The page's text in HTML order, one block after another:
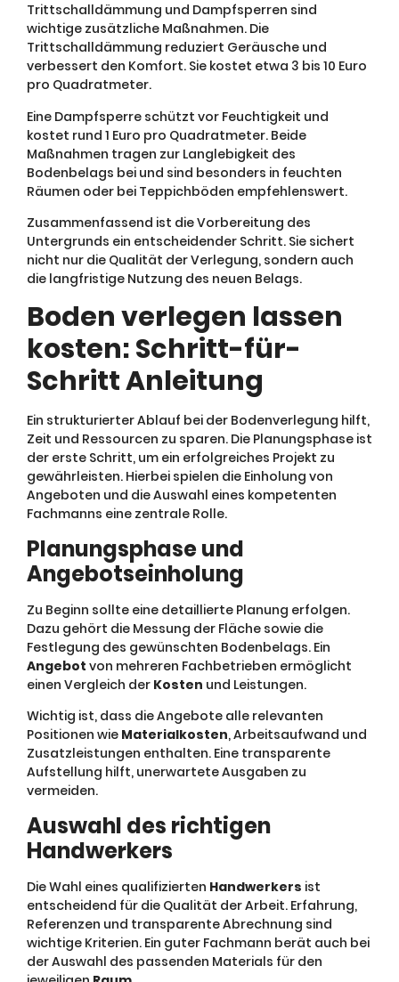
Trittschalldämmung und Dampfsperren sind
wichtige zusätzliche Maßnahmen. Die
Trittschalldämmung reduziert Geräusche und
verbessert den Komfort. Sie kostet etwa 3 bis 10 Euro
pro Quadratmeter.
Eine Dampfsperre schützt vor Feuchtigkeit und
kostet rund 1 Euro pro Quadratmeter. Beide
Maßnahmen tragen zur Langlebigkeit des
Bodenbelags bei und sind besonders in feuchten
Räumen oder bei Teppichböden empfehlenswert.
Zusammenfassend ist die Vorbereitung des
Untergrunds ein entscheidender Schritt. Sie sichert
nicht nur die Qualität der Verlegung, sondern auch
die langfristige Nutzung des neuen Belags.
Boden verlegen lassen
kosten: Schritt-für-
Schritt Anleitung
Ein strukturierter Ablauf bei der Bodenverlegung hilft,
Zeit und Ressourcen zu sparen. Die Planungsphase ist
der erste Schritt, um ein erfolgreiches Projekt zu
gewährleisten. Hierbei spielen die Einholung von
Angeboten und die Auswahl eines kompetenten
Fachmanns eine zentrale Rolle.
Planungsphase und
Angebotseinholung
Zu Beginn sollte eine detaillierte Planung erfolgen.
Dazu gehört die Messung der Fläche sowie die
Festlegung des gewünschten Bodenbelags. Ein
Angebot von mehreren Fachbetrieben ermöglicht
einen Vergleich der Kosten und Leistungen.
Wichtig ist, dass die Angebote alle relevanten
Positionen wie Materialkosten, Arbeitsaufwand und
Zusatzleistungen enthalten. Eine transparente
Aufstellung hilft, unerwartete Ausgaben zu
vermeiden.
Auswahl des richtigen
Handwerkers
Die Wahl eines qualifizierten Handwerkers ist
entscheidend für die Qualität der Arbeit. Erfahrung,
Referenzen und transparente Abrechnung sind
wichtige Kriterien. Ein guter Fachmann berät auch bei
der Auswahl des passenden Materials für den